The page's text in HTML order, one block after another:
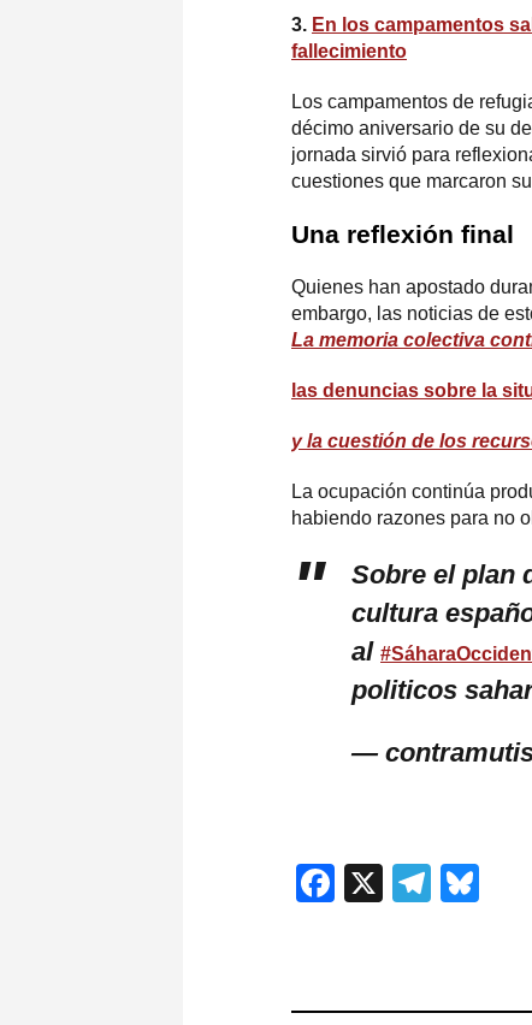
3. En los campamentos
fallecimiento
Los campamentos de
décimo aniversario de su
jornada sirvió para
cuestiones que marcaron
Una reflexión final
Quienes han apostado
embargo, las noticias de
La memoria colectiva
las denuncias sobre la
y la cuestión de los
La ocupación continúa
habiendo razones para no
Sobre el plan
cultura
al
politicos
—
Facebook
X